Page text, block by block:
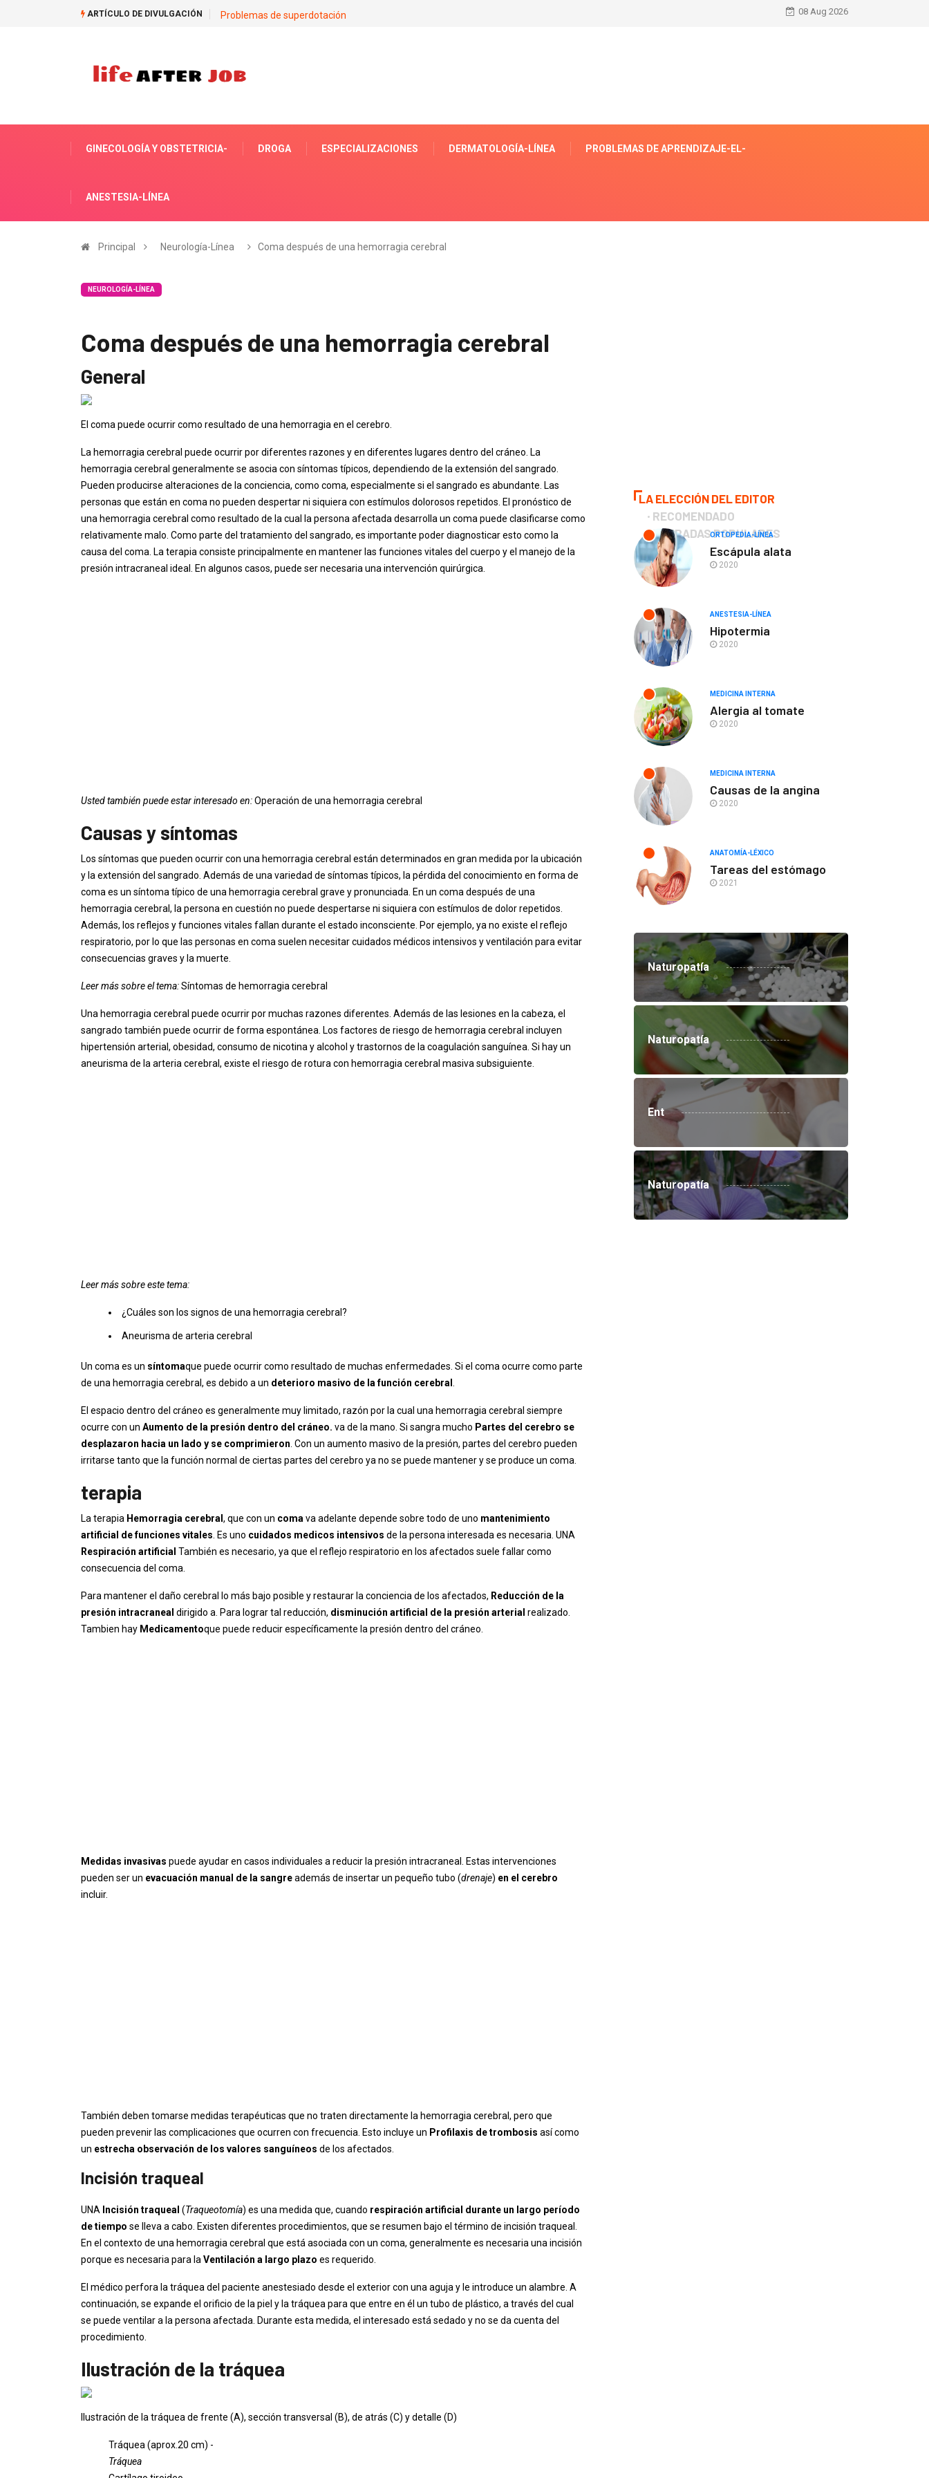
ARTÍCULO DE DIVULGACIÓN Problemas de superdotación 08 Aug 2026
GINECOLOGÍA Y OBSTETRICIA- DROGA ESPECIALIZACIONES DERMATOLOGÍA-LÍNEA PROBLEMAS DE APRENDIZAJE-EL-
ANESTESIA-LÍNEA
Principal Neurología-Línea Coma después de una hemorragia cerebral
NEUROLOGÍA-LÍNEA
Coma después de una hemorragia cerebral
General
El coma puede ocurrir como resultado de una hemorragia en el cerebro.
La hemorragia cerebral puede ocurrir por diferentes razones y en diferentes lugares dentro del cráneo. La
hemorragia cerebral generalmente se asocia con síntomas típicos, dependiendo de la extensión del sangrado.
Pueden producirse alteraciones de la conciencia, como coma, especialmente si el sangrado es abundante. Las
personas que están en coma no pueden despertar ni siquiera con estímulos dolorosos repetidos. El pronóstico de
una hemorragia cerebral como resultado de la cual la persona afectada desarrolla un coma puede clasificarse como
relativamente malo. Como parte del tratamiento del sangrado, es importante poder diagnosticar esto como la
causa del coma. La terapia consiste principalmente en mantener las funciones vitales del cuerpo y el manejo de la
presión intracraneal ideal. En algunos casos, puede ser necesaria una intervención quirúrgica.
Usted también puede estar interesado en:Operación de una hemorragia cerebral
Causas y síntomas
Los síntomas que pueden ocurrir con una hemorragia cerebral están determinados en gran medida por la ubicación
y la extensión del sangrado. Además de una variedad de síntomas típicos, la pérdida del conocimiento en forma de
coma es un síntoma típico de una hemorragia cerebral grave y pronunciada. En un coma después de una
hemorragia cerebral, la persona en cuestión no puede despertarse ni siquiera con estímulos de dolor repetidos.
Además, los reflejos y funciones vitales fallan durante el estado inconsciente. Por ejemplo, ya no existe el reflejo
respiratorio, por lo que las personas en coma suelen necesitar cuidados médicos intensivos y ventilación para evitar
consecuencias graves y la muerte.
Leer más sobre el tema:Síntomas de hemorragia cerebral
Una hemorragia cerebral puede ocurrir por muchas razones diferentes. Además de las lesiones en la cabeza, el
sangrado también puede ocurrir de forma espontánea. Los factores de riesgo de hemorragia cerebral incluyen
hipertensión arterial, obesidad, consumo de nicotina y alcohol y trastornos de la coagulación sanguínea. Si hay un
aneurisma de la arteria cerebral, existe el riesgo de rotura con hemorragia cerebral masiva subsiguiente.
Leer más sobre este tema:
¿Cuáles son los signos de una hemorragia cerebral?
Aneurisma de arteria cerebral
Un coma es un síntomaque puede ocurrir como resultado de muchas enfermedades. Si el coma ocurre como parte
de una hemorragia cerebral, es debido a un deterioro masivo de la función cerebral
El espacio dentro del cráneo es generalmente muy limitado, razón por la cual una hemorragia cerebral siempre
ocurre con un Aumento de la presión dentro del cráneo. va de la mano. Si sangra mucho Partes del cerebro se
desplazaron hacia un lado y se comprimieron . Con un aumento masivo de la presión, partes del cerebro pueden
irritarse tanto que la función normal de ciertas partes del cerebro ya no se puede mantener y se produce un coma.
terapia
La terapia Hemorragia cerebral , que con un coma va adelante depende sobre todo de uno mantenimiento
artificial de funciones vitales . Es uno cuidados medicos intensivos de la persona interesada es necesaria. UNA
Respiración artificial También es necesario, ya que el reflejo respiratorio en los afectados suele fallar como
consecuencia del coma.
Para mantener el daño cerebral lo más bajo posible y restaurar la conciencia de los afectados, Reducción de la
presión intracraneal dirigido a. Para lograr tal reducción, disminución artificial de la presión arterial realizado.
Tambien hay Medicamentoque puede reducir específicamente la presión dentro del cráneo.
Medidas invasivas puede ayudar en casos individuales a reducir la presión intracraneal. Estas intervenciones
pueden ser un evacuación manual de la sangreademás de insertar un pequeño tubo (drenaje) en el cerebro
incluir.
También deben tomarse medidas terapéuticas que no traten directamente la hemorragia cerebral, pero que
pueden prevenir las complicaciones que ocurren con frecuencia. Esto incluye un Profilaxis de trombosis así como
un estrecha observación de los valores sanguíneos de los afectados.
Incisión traqueal
UNA Incisión traqueal (Traqueotomía) es una medida que, cuando respiración artificial durante un largo período
de tiempo se lleva a cabo. Existen diferentes procedimientos, que se resumen bajo el término de incisión traqueal.
En el contexto de una hemorragia cerebral que está asociada con un coma, generalmente es necesaria una incisión
porque es necesaria para la Ventilación a largo plazo es requerido.
El médico perfora la tráquea del paciente anestesiado desde el exterior con una aguja y le introduce un alambre. A
continuación, se expande el orificio de la piel y la tráquea para que entre en él un tubo de plástico, a través del cual
se puede ventilar a la persona afectada. Durante esta medida, el interesado está sedado y no se da cuenta del
procedimiento.
Ilustración de la tráquea
Ilustración de la tráquea de frente (A), sección transversal (B), de atrás (C) y detalle (D)
Tráquea (aprox.20 cm) -
Tráquea
LA ELECCIÓN DEL EDITOR
RECOMENDADO
ENTRADAS POPULARES
ORTOPEDIA-LÍNEA
Escápula alata
2020
ANESTESIA-LÍNEA
Hipotermia
2020
MEDICINA INTERNA
Alergia al tomate
2020
MEDICINA INTERNA
Causas de la angina
2020
ANATOMÍA-LÉXICO
Tareas del estómago
2021
Naturopatía
Naturopatía
Ent
Naturopatía